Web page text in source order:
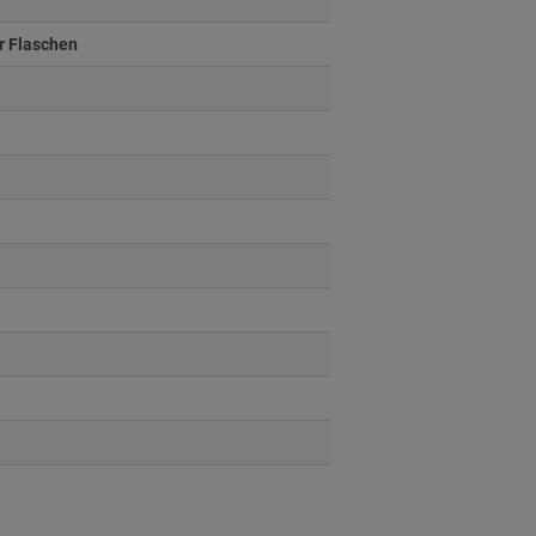
Flaschen